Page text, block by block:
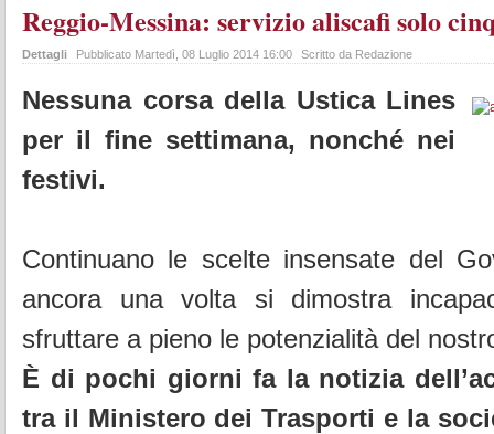
Reggio-Messina: servizio aliscafi solo
Dettagli Pubblicato Martedì, 08 Luglio 2014 16:00 Scritto da Redazione
Nessuna corsa della Ustica Lines
per il fine settimana, nonché nei
festivi.
Continuano le scelte insensate del
ancora una volta si dimostra
sfruttare a pieno le potenzialità del
È di pochi giorni fa la notizia
tra il Ministero dei Trasporti e la